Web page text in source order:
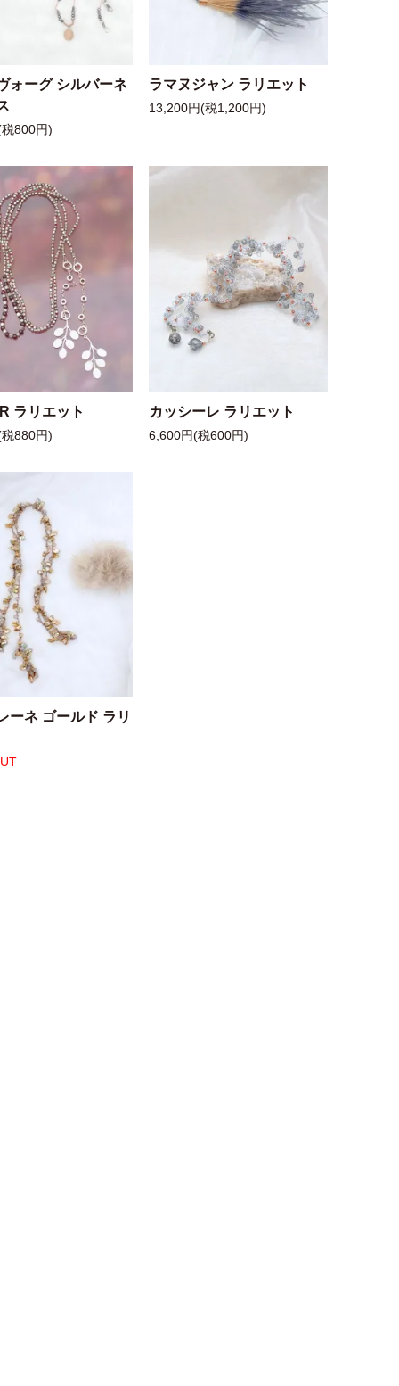
ォーグ シルバーネ
800円)
ラマヌジャン ラリエット
13,200円(税1,200円)
ラリエット
880円)
カッシーレ ラリエット
6,600円(税600円)
ーネ ゴールド ラリ